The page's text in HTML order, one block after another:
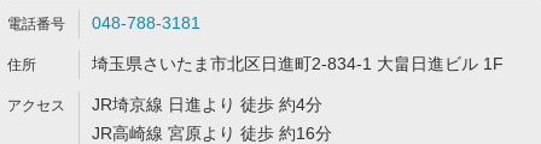
048-788-3181
埼玉県さいたま市北区日進町2-834-1 大畠日進ビル 1F
JR埼京線 日進より 徒歩 約4分
JR高崎線 宮原より 徒歩 約16分